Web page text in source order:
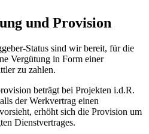
und Provision
Status sind wir bereit, für die
Vergütung in Form einer
zu zahlen.
beträgt bei Projekten i.d.R.
der Werkvertrag einen
erhöht sich die Provision um
Dienstvertrages.